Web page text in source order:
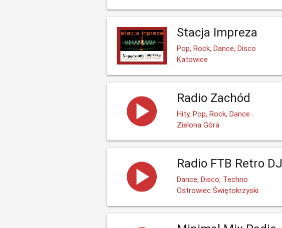
Stacja Impreza
Pop, Rock, Dance, Disco
Katowice
Radio Zachód
Hity, Pop, Rock, Dance
Zielona Góra
Radio FTB Retro DJ
Dance, Disco, Techno
Ostrowiec Świętokrzyski